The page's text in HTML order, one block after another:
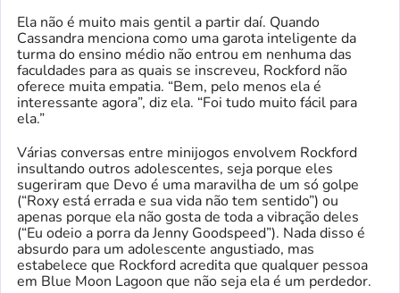
Ela não é muito mais gentil a partir daí. Quando
Cassandra menciona como uma garota inteligente da
turma do ensino médio não entrou em nenhuma das
faculdades para as quais se inscreveu, Rockford não
oferece muita empatia. “Bem, pelo menos ela é
interessante agora”, diz ela. “Foi tudo muito fácil para
ela.”
Várias conversas entre minijogos envolvem Rockford
insultando outros adolescentes, seja porque eles
sugeriram que Devo é uma maravilha de um só golpe
(“Roxy está errada e sua vida não tem sentido”) ou
apenas porque ela não gosta de toda a vibração deles
(“Eu odeio a porra da Jenny Goodspeed”). Nada disso é
absurdo para um adolescente angustiado, mas
estabelece que Rockford acredita que qualquer pessoa
em Blue Moon Lagoon que não seja ela é um perdedor.